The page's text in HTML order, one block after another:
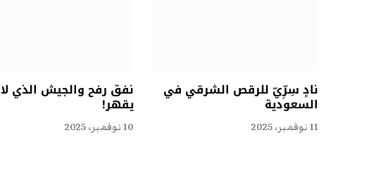
نادٍ سِرِّيّ للرقص الشرقي في
السعودية
11 نوفمبر، 2025
نفق رفح والجيش الذي لا
يقهر!
10 نوفمبر، 2025